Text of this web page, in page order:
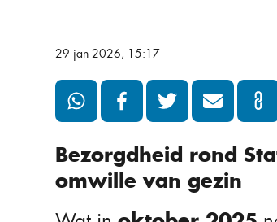
29 jan 2026, 15:17
Bezorgdheid rond
omwille van gezin